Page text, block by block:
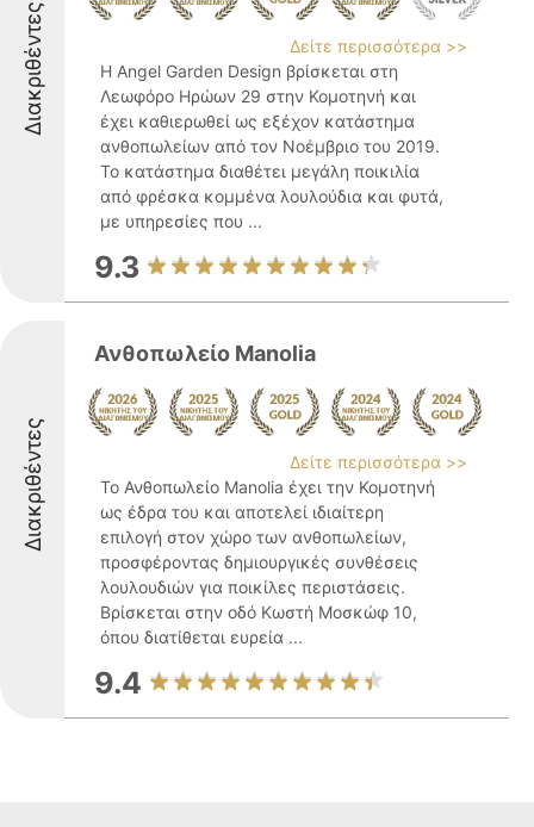
Διακριθέντες
Δείτε περισσότερα >>
Η Angel Garden Design βρίσκεται στη
Λεωφόρο Ηρώων 29 στην Κομοτηνή και
έχει καθιερωθεί ως εξέχον κατάστημα
ανθοπωλείων από τον Νοέμβριο του 2019.
Το κατάστημα διαθέτει μεγάλη ποικιλία
από φρέσκα κομμένα λουλούδια και φυτά,
με υπηρεσίες που ...
9.3
Διακριθέντες
Ανθοπωλείο Manolia
Δείτε περισσότερα >>
Το Ανθοπωλείο Manolia έχει την Κομοτηνή
ως έδρα του και αποτελεί ιδιαίτερη
επιλογή στον χώρο των ανθοπωλείων,
προσφέροντας δημιουργικές συνθέσεις
λουλουδιών για ποικίλες περιστάσεις.
Βρίσκεται στην οδό Κωστή Μοσκώφ 10,
όπου διατίθεται ευρεία ...
9.4